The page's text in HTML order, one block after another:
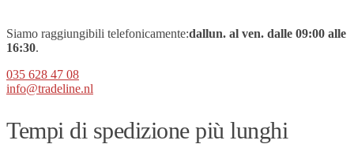
Siamo raggiungibili telefonicamente:dallun. al ven. dalle 09:00 alle
16:30.
035 628 47 08
info@tradeline.nl
Tempi di spedizione più lunghi